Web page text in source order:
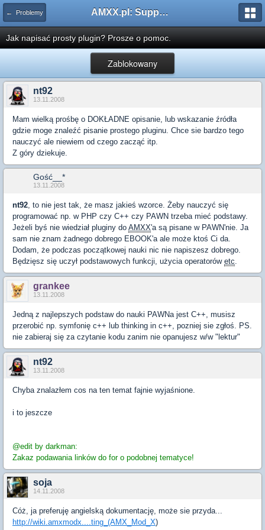
← Problemy AMXX.pl: Support AMX Mod X i SourceMod
Jak napisać prosty plugin? Prosze o pomoc.
Zablokowany
nt92
13.11.2008
Mam wielką prośbę o DOKŁADNE opisanie, lub wskazanie źródła
gdzie moge znaleźć pisanie prostego pluginu. Chce sie bardzo tego
nauczyć ale niewiem od czego zacząć itp.
Z góry dziekuje.
Gość__*
13.11.2008
nt92, to nie jest tak, że masz jakieś wzorce. Żeby nauczyć się
programować np. w PHP czy C++ czy PAWN trzeba mieć podstawy.
Jeżeli byś nie wiedział pluginy do AMXX'a są pisane w PAWN'nie. Ja
sam nie znam żadnego dobrego EBOOK'a ale może ktoś Ci da.
Dodam, że podczas początkowej nauki nic nie napiszesz dobrego.
Będzięsz się uczył podstawowych funkcji, użycia operatorów etc.
grankee
13.11.2008
Jedną z najlepszych podstaw do nauki PAWNa jest C++, musisz
przerobić np. symfonię c++ lub thinking in c++, pozniej sie zgłoś. PS.
nie zabieraj się za czytanie kodu zanim nie opanujesz w/w "lektur"
nt92
13.11.2008
Chyba znalazłem cos na ten temat fajnie wyjaśnione.
i to jeszcze
@edit by darkman:
Zakaz podawania linków do for o podobnej tematyce!
soja
14.11.2008
Cóż, ja preferuję angielską dokumentację, może sie przyda...
http://wiki.amxmodx....ting_(AMX_Mod_X)